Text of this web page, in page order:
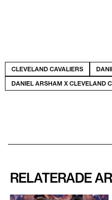
CLEVELAND CAVALIERS
DANIEL ARSHAM X CLEVELAND
RELATERADE